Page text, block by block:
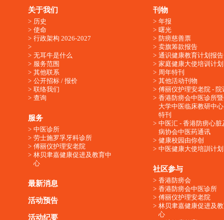
关于我们
历史
使命
行政架构 2026-2027
无耳牛是什么
服务范围
其他联系
公开招标 / 报价
联络我们
查询
服务
中医诊所
劳士施罗孚牙科诊所
傅丽仪护理安老院
林贝聿嘉健康促进及教育中
心
最新消息
活动预告
活动纪要
刊物
年报
曙光
防痨慈善票
卖旗筹款报告
通识健康教育计划报告
家庭健康大使培训计划
周年特刊
其他活动刊物
傅丽仪护理安老院 - 院
香港防痨会中医诊所
大学中医临床教研中
特刊
中医汇 - 香港防痨心脏
病协会中医药通讯
健康校园由你创
中医健康大使培訓计划
社区参与
香港防痨会
香港防痨会中医诊所
傅丽仪护理安老院
林贝聿嘉健康促进及
心